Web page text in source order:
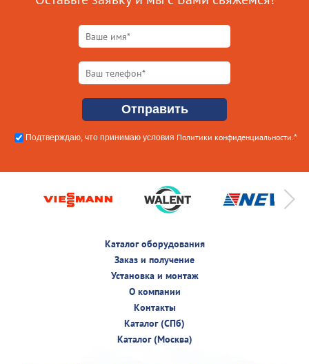
Подтверждаю, что принимаю условия Политики конфиденциальности .*
Каталог оборудования
Заказ и получение
Установка и монтаж
О компании
Контакты
Каталог (СПб)
Каталог (Москва)